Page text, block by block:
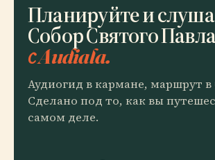
Планируйте и
Собор Святого
с Audiala.
Аудиогид в кармане, маршрут в
Сделано под то, как вы
самом деле.